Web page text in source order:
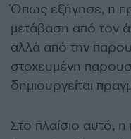
Όπως εξήγησε, η
μετάβαση από τον
αλλά από την
στοχευμένη
δημιουργείται
Στο πλαίσιο αυτό,